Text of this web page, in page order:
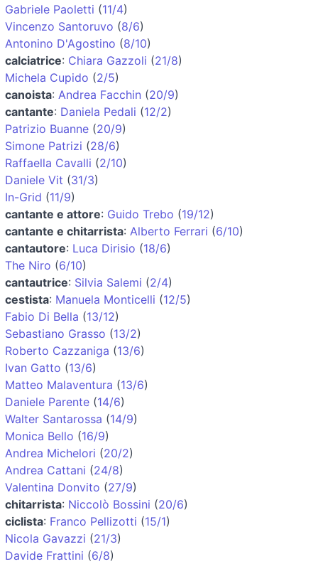
Gabriele Paoletti (11/4)
Vincenzo Santoruvo (8/6)
Antonino D'Agostino (8/10)
calciatrice: Chiara Gazzoli (21/8)
Michela Cupido (2/5)
canoista: Andrea Facchin (20/9)
cantante: Daniela Pedali (12/2)
Patrizio Buanne (20/9)
Simone Patrizi (28/6)
Raffaella Cavalli (2/10)
Daniele Vit (31/3)
In-Grid (11/9)
cantante e attore: Guido Trebo (19/12)
cantante e chitarrista: Alberto Ferrari (6/10)
cantautore: Luca Dirisio (18/6)
The Niro (6/10)
cantautrice: Silvia Salemi (2/4)
cestista: Manuela Monticelli (12/5)
Fabio Di Bella (13/12)
Sebastiano Grasso (13/2)
Roberto Cazzaniga (13/6)
Ivan Gatto (13/6)
Matteo Malaventura (13/6)
Daniele Parente (14/6)
Walter Santarossa (14/9)
Monica Bello (16/9)
Andrea Michelori (20/2)
Andrea Cattani (24/8)
Valentina Donvito (27/9)
chitarrista: Niccolò Bossini (20/6)
ciclista: Franco Pellizotti (15/1)
Nicola Gavazzi (21/3)
Davide Frattini (6/8)